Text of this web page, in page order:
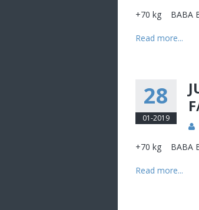
+70 kg
Read more...
28
01-2019
+70 kg BABA
Read more...